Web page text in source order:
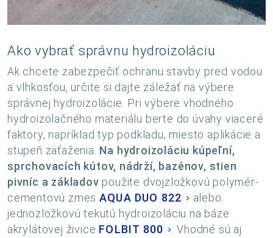
Ako vybrať správnu hydroizoláciu
Ak chcete zabezpečiť ochranu stavby pred vodou
a vlhkosťou, určite si dajte záležať na výbere
správnej hydroizolácie. Pri výbere vhodného
hydroizolačného materiálu berte do úvahy viaceré
faktory, napríklad typ podkladu, miesto aplikácie a
stupeň zaťaženia. Na hydroizoláciu kúpeľní,
sprchovacích kútov, nádrží, bazénov, stien
pivníc a základov použite dvojzložkovú polymér-
cementovú zmesAQUA DUO 822
alebo
jednozložkovú tekutú hydroizoláciu na báze
akrylátovej živice FOLBIT 800
. Vhodné sú aj